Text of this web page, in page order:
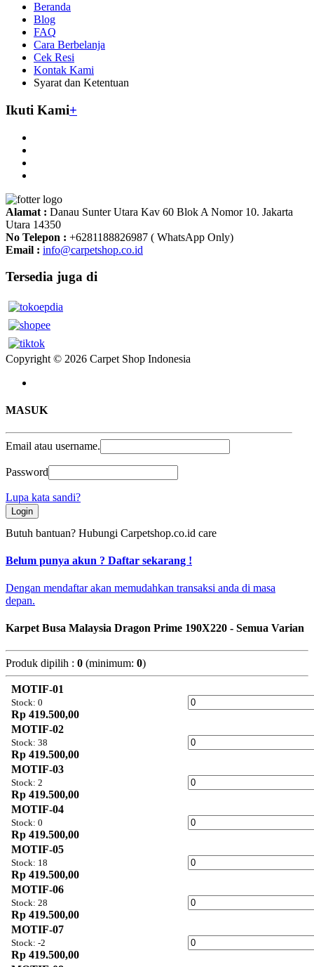
Beranda
Blog
FAQ
Cara Berbelanja
Cek Resi
Kontak Kami
Syarat dan Ketentuan
Ikuti Kami+
Alamat : Danau Sunter Utara Kav 60 Blok A Nomor 10. Jakarta
Utara 14350
No Telepon : +6281188826987 ( WhatsApp Only)
Email : info@carpetshop.co.id
Tersedia juga di
Copyright © 2026 Carpet Shop Indonesia
MASUK
Email atau username.
Password
Lupa kata sandi?
Login
Butuh bantuan? Hubungi Carpetshop.co.id care
Belum punya akun ? Daftar sekarang !
Dengan mendaftar akan memudahkan transaksi anda di masa
depan.
Karpet Busa Malaysia Dragon Prime 190X220 - Semua Varian
Produk dipilih : 0 (minimum: 0)
MOTIF-01
Stock: 0
Rp 419.500,00
MOTIF-02
Stock: 38
Rp 419.500,00
MOTIF-03
Stock: 2
Rp 419.500,00
MOTIF-04
Stock: 0
Rp 419.500,00
MOTIF-05
Stock: 18
Rp 419.500,00
MOTIF-06
Stock: 28
Rp 419.500,00
MOTIF-07
Stock: -2
Rp 419.500,00